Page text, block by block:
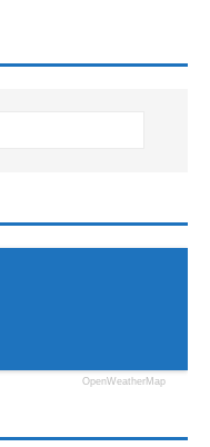
OpenWeatherMap